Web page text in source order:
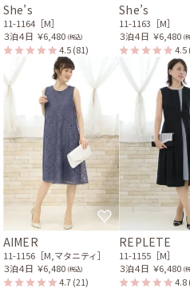
She’s
11-1164［M］
３泊４日 ￥6,480 (税込)
4.5(81)
She’s
11-1163［M］
３泊４日 ￥6,480 (
4.5
AIMER
11-1156［M,マタニティ］
３泊４日 ￥6,480 (税込)
4.7(21)
REPLETE
11-1155［M］
３泊４日 ￥6,480 (
4.8